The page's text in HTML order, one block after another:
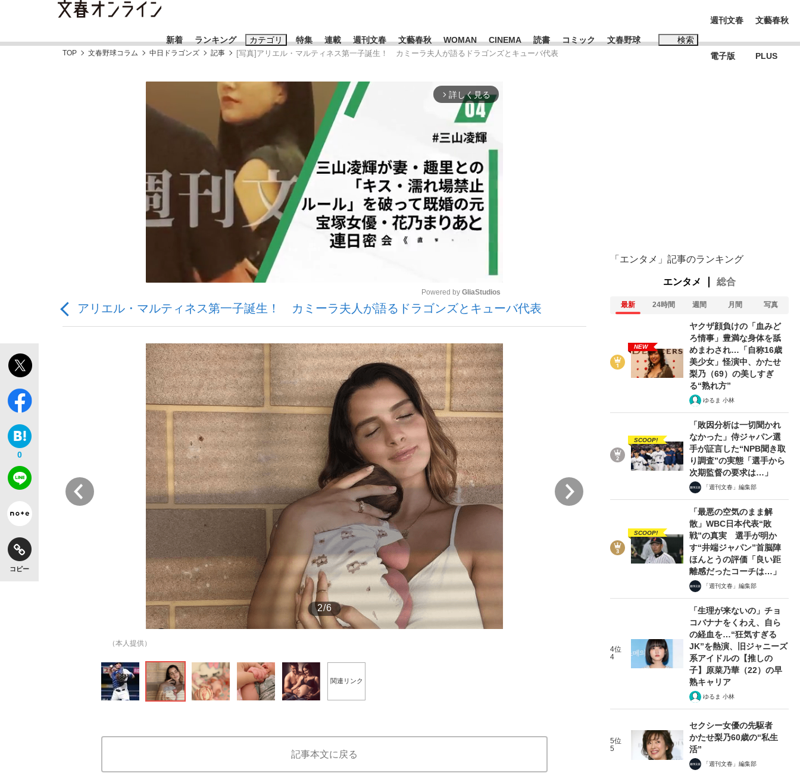
新着 ランキング カテゴリ
「90%は失敗する。でも…」本田圭佑が初めて明かした日本代表監督に... 「最悪の空気のまま解散」WBC日本代表“敗戦”の真実 選手が明かす...
「敗因分析は一切聞かれなかった」侍ジャパン選手が証言した“NPB聞... 「クマが悪者扱いされているのが悲しい」『北の国から』倉本聰氏（91...
「目標達成できなかったからと言って…」サッカー日本代表・森保一監督...
もっと見る
特集
終戦から81年
観る将棋、読む将棋
キングの誕生を、目撃せよ。
いまさら聞けない資産運用のすべて
もっと見る
連載 週刊文春 文藝春秋 WOMAN CINEMA 読書 コミック 文春野球 検索
おすすめのキーワードタグ一覧
#藤田晋 #三山凌輝 #高市早苗 #森岡毅 #城彰二
#玉木雄一郎
#亀和田武
週刊文春
電子版
文藝春秋
PLUS
TOP 文春野球コラム 中日ドラゴンズ 記事 [写真]アリエル・マルティネス第一子誕生！ カミーラ夫人が語るドラゴンズとキューバ代表
arrow_forward_ios 詳しく見る
Mute
Powered by GliaStudios
アリエル・マルティネス第一子誕生！ カミーラ夫人が語るドラゴンズとキューバ代表
0
コピー
2/6
（本人提供）
3/6
関連リンク
記事本文に戻る
「エンタメ」記事のランキング
エンタメ 総合
最新 24時間 週間 月間 写真
NEW
ヤクザ顔負けの「血みど
ろ情事」豊満な身体を舐
めまわされ…「自称16歳
美少女」怪演中、かたせ
梨乃（69）の美しすぎ
る“熟れ方”
ゆるま 小林
SCOOP!
「敗因分析は一切聞かれ
なかった」侍ジャパン選
手が証言した“NPB聞き取
り調査”の実態「選手から
次期監督の要求は…」
「週刊文春」編集部
SCOOP!
「最悪の空気のまま解
散」WBC日本代表“敗
戦”の真実 選手が明か
す“井端ジャパン”首脳陣
ほんとうの評価「良い距
離感だったコーチは…」
「週刊文春」編集部
4位
4
「生理が来ないの」チョ
コバナナをくわえ、自ら
の経血を…“狂気すぎる
JK”を熱演、旧ジャニーズ
系アイドルの【推しの
子】原菜乃華（22）の早
熟キャリア
ゆるま 小林
5位
5
セクシー女優の先駆者
かたせ梨乃60歳の“私生
活”
「週刊文春」編集部